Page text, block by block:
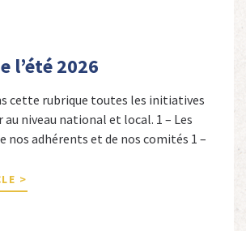
l’été 2026
cette rubrique toutes les initiatives
au niveau national et local. 1 – Les
nos adhérents et de nos comités 1 –
Touron et Agnès Dioné,
Éditions, 2026. Ils venaient
>